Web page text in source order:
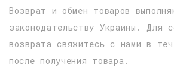
Возврат и обмен товаров
законодательству Украины. Для
возврата свяжитесь с нами в
после получения товара.